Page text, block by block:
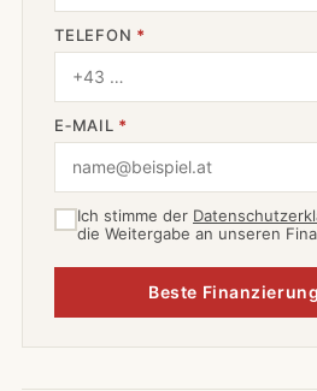
TELEFON *
E‑MAIL *
Ich stimme der
die Weitergabe an unseren
Beste